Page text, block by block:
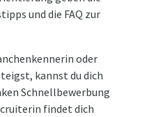
und die FAQ zur
oder
kannst du dich
Schnellbewerbung
findet dich